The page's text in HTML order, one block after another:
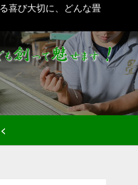
喜び大切に、どんな畳